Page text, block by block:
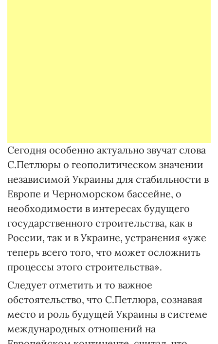
Сегодня особенно актуально звучат слова
С.Петлюры о геополитическом значении
независимой Украины для стабильности в
Европе и Черноморском бассейне, о
необходимости в интересах будущего
государственного строительства, как в
России, так и в Украине, устранения «уже
теперь всего того, что может осложнить
процессы этого строительства».
Следует отметить и то важное
обстоятельство, что С.Петлюра, сознавая
место и роль будущей Украины в системе
международных отношений на